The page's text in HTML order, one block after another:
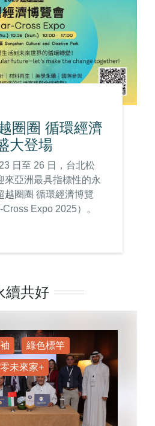
圈圈 循環經濟
大登場
日至 26 日，台北松
來亞洲最具指標性的永
圈圈 循環經濟博覽
Expo 2025）。
」的重要核心活動，
線下共同響應，更首度
Hotspot）同步聯動，
產業與社會的三方鏈
續共好
綠色標竿
未來家+